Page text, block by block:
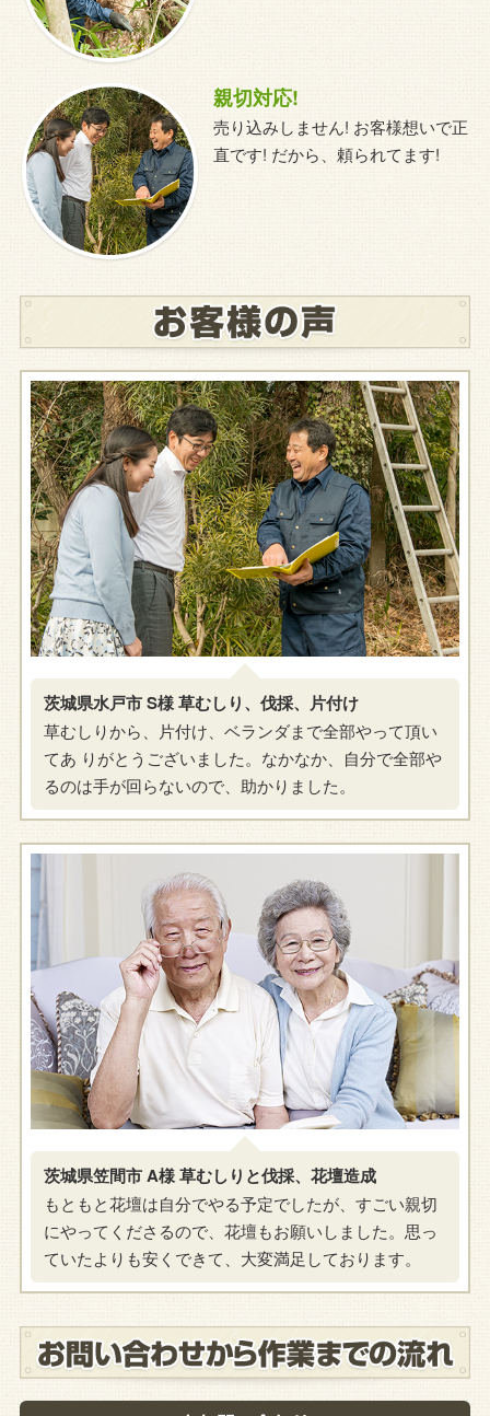
親切対応!
売り込みしません! お客様想いで正
直です! だから、頼られてます!
茨城県水戸市 S様 草むしり、伐採、片付け
草むしりから、片付け、ベランダまで全部やって頂い
てあ りがとうございました。なかなか、自分で全部や
るのは手が回らないので、助かりました。
茨城県笠間市 A様 草むしりと伐採、花壇造成
もともと花壇は自分でやる予定でしたが、すごい親切
にやってくださるので、花壇もお願いしました。思っ
ていたよりも安くできて、大変満足しております。